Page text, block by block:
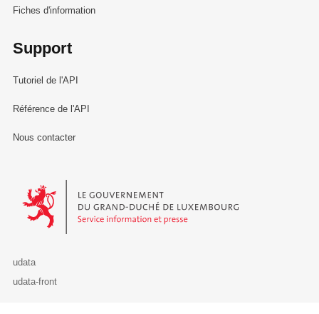
Fiches d'information
Support
Tutoriel de l'API
Référence de l'API
Nous contacter
Le Gouvernement du Grand-Duché de Luxembourg - Service
udata
udata-front